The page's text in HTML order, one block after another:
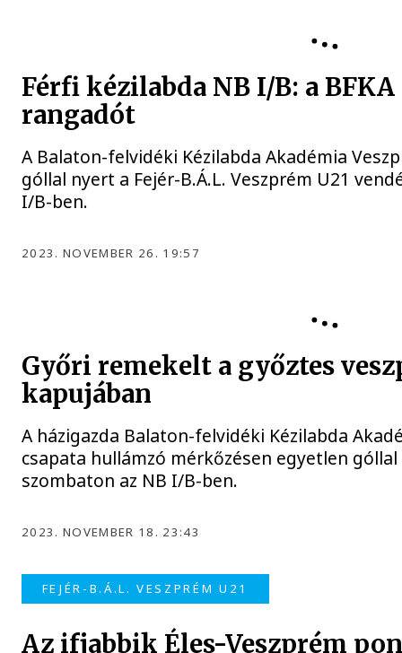
Férfi kézilabda NB I/B: a
rangadót
A Balaton-felvidéki Kézilabda Akadémia
góllal nyert a Fejér-B.Á.L. Veszprém U21
I/B-ben.
2023. NOVEMBER 26. 19:57
Győri remekelt a győztes
kapujában
A házigazda Balaton-felvidéki Kézilabda
csapata hullámzó mérkőzésen egyetlen
szombaton az NB I/B-ben.
2023. NOVEMBER 18. 23:43
FEJÉR-B.Á.L. VESZPRÉM U21
Az ifjabbik Éles-Veszprém